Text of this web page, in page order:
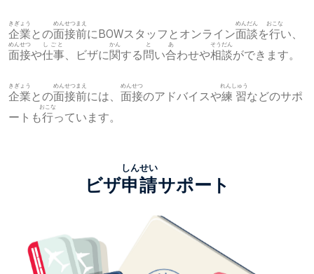
企業
きぎょう
との面接前
めんせつまえ
にBOWスタッフとオンライン面談
めんだん
を行
おこな
い、
面接
めんせつ
や仕事
しごと
、ビザに関
かん
する問
と
い合
あ
わせや相談
そうだん
ができます。
企業
きぎょう
との面接
めんせつ
前
まえ
には、 面接
めんせつ
のアドバイスや練習
れんしゅう
などのサポ
ートも行
おこな
っています。
ビザ申請
しんせい
サポート